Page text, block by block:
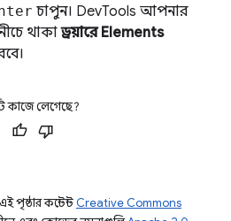
চাপুন। DevTools আপনার
থাকাড্রয়ারে Elements
কাজে লেগেছে?
পৃষ্ঠার কন্টেন্ট Creative Commons